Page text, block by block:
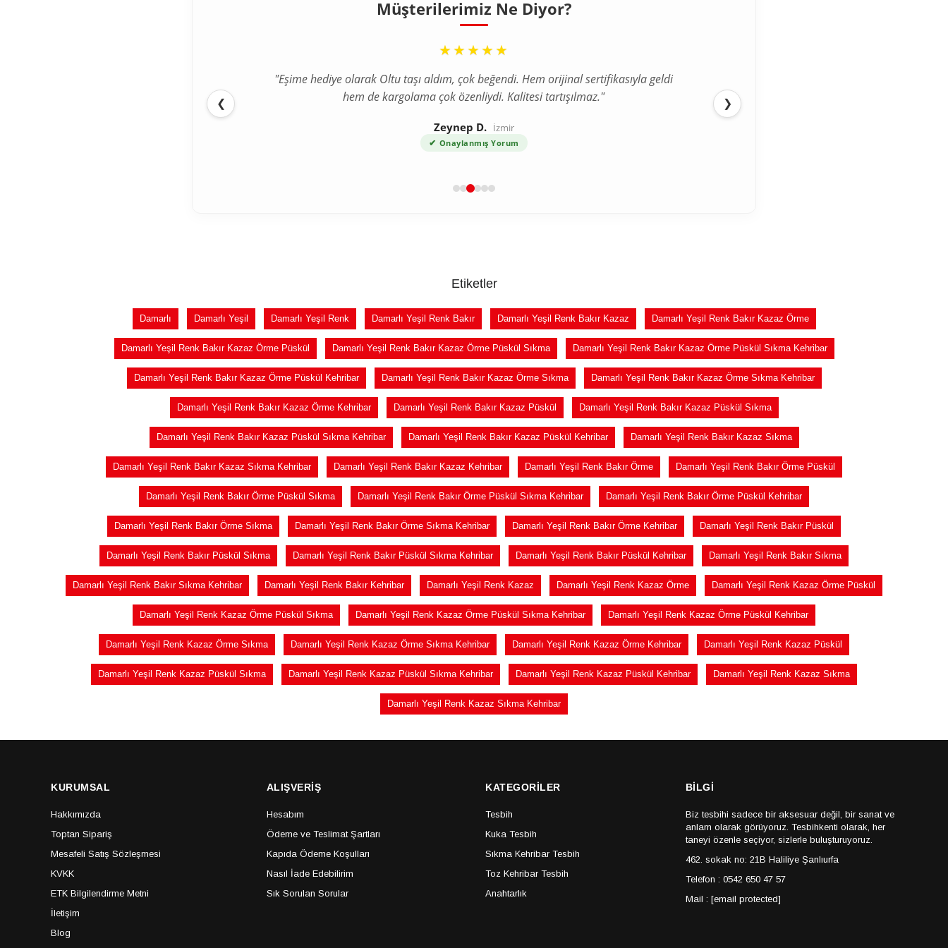
Müşterilerimiz Ne Diyor?
❮
“
★★★★★
"Eşime hediye olarak Oltu taşı aldım, çok beğendi. Hem orijinal sertifikasıyla geldi
hem de kargolama çok özenliydi. Kalitesi tartışılmaz."
Zeynep D. İzmir
✔ Onaylanmış Yorum
“
★★★★★
"İlk defa internetten tesbih aldım ve tereddütlerim vardı ama ürün beklediğimden
çok daha kaliteli çıktı. Gümüş püskül detayı harika."
Ahmet T. Bursa
✔ Onaylanmış Yorum
❯
Etiketler
Damarlı Damarlı Yeşil Damarlı Yeşil Renk Damarlı Yeşil Renk Bakır Damarlı Yeşil Renk Bakır Kazaz Damarlı Yeşil Renk Bakır Kazaz Örme
Damarlı Yeşil Renk Bakır Kazaz Örme Püskül Damarlı Yeşil Renk Bakır Kazaz Örme Püskül Sıkma Damarlı Yeşil Renk Bakır Kazaz Örme Püskül Sıkma Kehribar
Damarlı Yeşil Renk Bakır Kazaz Örme Püskül Kehribar Damarlı Yeşil Renk Bakır Kazaz Örme Sıkma Damarlı Yeşil Renk Bakır Kazaz Örme Sıkma Kehribar
Damarlı Yeşil Renk Bakır Kazaz Örme Kehribar Damarlı Yeşil Renk Bakır Kazaz Püskül Damarlı Yeşil Renk Bakır Kazaz Püskül Sıkma
Damarlı Yeşil Renk Bakır Kazaz Püskül Sıkma Kehribar Damarlı Yeşil Renk Bakır Kazaz Püskül Kehribar Damarlı Yeşil Renk Bakır Kazaz Sıkma
Damarlı Yeşil Renk Bakır Kazaz Sıkma Kehribar Damarlı Yeşil Renk Bakır Kazaz Kehribar Damarlı Yeşil Renk Bakır Örme Damarlı Yeşil Renk Bakır Örme Püskül
Damarlı Yeşil Renk Bakır Örme Püskül Sıkma Damarlı Yeşil Renk Bakır Örme Püskül Sıkma Kehribar Damarlı Yeşil Renk Bakır Örme Püskül Kehribar
Damarlı Yeşil Renk Bakır Örme Sıkma Damarlı Yeşil Renk Bakır Örme Sıkma Kehribar Damarlı Yeşil Renk Bakır Örme Kehribar Damarlı Yeşil Renk Bakır Püskül
Damarlı Yeşil Renk Bakır Püskül Sıkma Damarlı Yeşil Renk Bakır Püskül Sıkma Kehribar Damarlı Yeşil Renk Bakır Püskül Kehribar Damarlı Yeşil Renk Bakır Sıkma
Damarlı Yeşil Renk Bakır Sıkma Kehribar Damarlı Yeşil Renk Bakır Kehribar Damarlı Yeşil Renk Kazaz Damarlı Yeşil Renk Kazaz Örme Damarlı Yeşil Renk Kazaz Örme Püskül
Damarlı Yeşil Renk Kazaz Örme Püskül Sıkma Damarlı Yeşil Renk Kazaz Örme Püskül Sıkma Kehribar Damarlı Yeşil Renk Kazaz Örme Püskül Kehribar
Damarlı Yeşil Renk Kazaz Örme Sıkma Damarlı Yeşil Renk Kazaz Örme Sıkma Kehribar Damarlı Yeşil Renk Kazaz Örme Kehribar Damarlı Yeşil Renk Kazaz Püskül
Damarlı Yeşil Renk Kazaz Püskül Sıkma Damarlı Yeşil Renk Kazaz Püskül Sıkma Kehribar Damarlı Yeşil Renk Kazaz Püskül Kehribar Damarlı Yeşil Renk Kazaz Sıkma
Damarlı Yeşil Renk Kazaz Sıkma Kehribar
KURUMSAL
Hakkımızda
Toptan Sipariş
Mesafeli Satış Sözleşmesi
KVKK
ETK Bilgilendirme Metni
İletişim
Blog
ALIŞVERİŞ
Hesabım
Ödeme ve Teslimat Şartları
Kapıda Ödeme Koşulları
Nasıl İade Edebilirim
Sık Sorulan Sorular
KATEGORİLER
Tesbih
Kuka Tesbih
Sıkma Kehribar Tesbih
Toz Kehribar Tesbih
Anahtarlık
BİLGİ
Biz tesbihi sadece bir aksesuar değil, bir sanat ve
anlam olarak görüyoruz. Tesbihkenti olarak, her
taneyi özenle seçiyor, sizlerle buluşturuyoruz.
462. sokak no: 21B Haliliye Şanlıurfa
Telefon : 0542 650 47 57
Mail : [email protected]